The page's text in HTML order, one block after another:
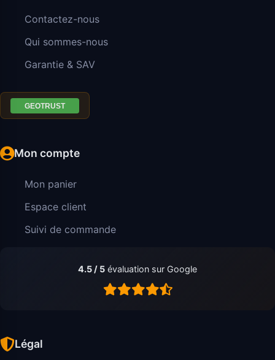
Contactez-nous
Qui sommes-nous
Garantie & SAV
Mon compte
Mon panier
Espace client
Suivi de commande
4.5 / 5 évaluation sur Google
Légal